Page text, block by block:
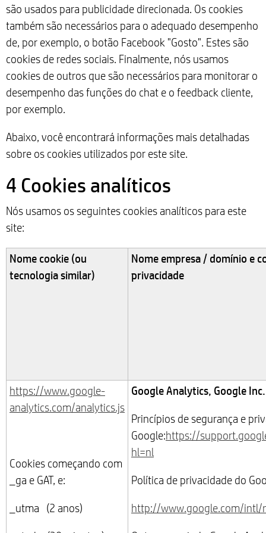
são usados ​​para publicidade direcionada. Os cookies
também são necessários para o adequado desempenho
de, por exemplo, o botão Facebook "Gosto". Estes são
cookies de redes sociais. Finalmente, nós usamos
cookies de outros que são necessários para monitorar o
desempenho das funções do chat e o feedback cliente,
por exemplo.
Abaixo, você encontrará informações mais detalhadas
sobre os cookies utilizados por este site.
4 Cookies analíticos
Nós usamos os seguintes cookies analíticos para este
site:
Nome cookie (ou
tecnologia similar)
Nome empresa / domínio e
privacidade
https://www.google-
analytics.com/analytics.js
Cookies começando com
_ga e GAT, e:
_utma (2 anos)
Google Analytics, Google Inc.
Princípios de segurança e
Google:https://
hl=nl
Política de privacidade do
http://www.google.com/intl/